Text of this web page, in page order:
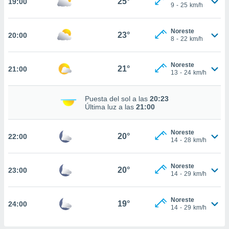
únicos
de
interés
Para
u
9 - 25 km/h
20:00 23°
Noreste
8 - 22 km/h
21:00 21°
Noreste
13 - 24 km/h
Puesta del sol a las 20:23
Última luz a las 21:00
22:00 20°
Noreste
14 - 28 km/h
23:00 20°
Noreste
14 - 29 km/h
24:00 19°
Noreste
14 - 29 km/h